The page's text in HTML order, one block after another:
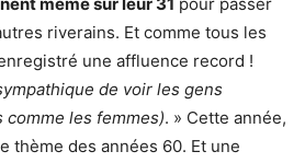
riverains. Et comme tous les
une affluence record !
de voir les gens
les femmes). » Cette année,
thème des années 60. Et une